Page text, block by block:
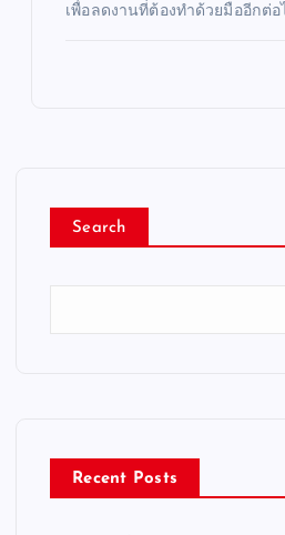
เพื่อลดงานที่ต้องทำด้วยมืออีกต่อ
Search
Recent Posts